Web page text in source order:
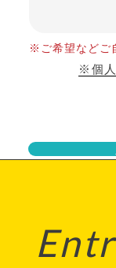
※ご希望などご
※個